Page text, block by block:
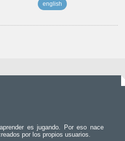
english
es jugando. Por eso nace
por los propios usuarios.